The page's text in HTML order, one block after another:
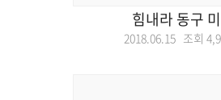
힘내라 동구
2018.06.15 조회